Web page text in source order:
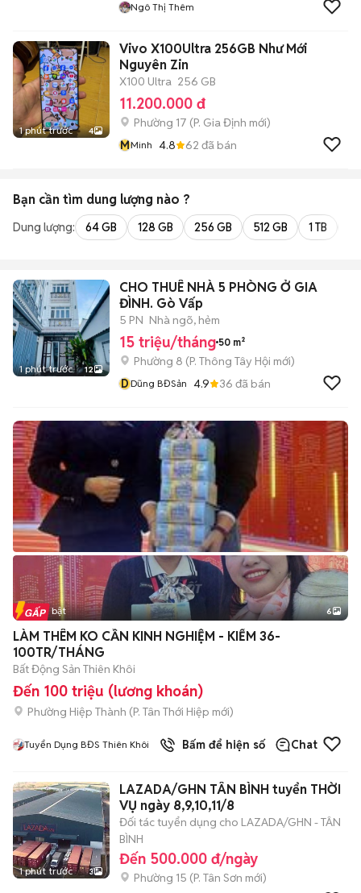
Ngô Thị Thêm
1 phút trước 4
Vivo X100Ultra 256GB Như Mới
Nguyên Zin
X100 Ultra 256 GB
11.200.000 đ
Phường 17 (P. Gia Định mới)
MMinh 4.8 62 đã bán
Bạn cần tìm dung lượng nào ?
Dung lượng: 64 GB 128 GB 256 GB 512 GB 1 TB
1 phút trước 12
CHO THUÊ NHÀ 5 PHÒNG Ở GIA
ĐÌNH. Gò Vấp
5 PN Nhà ngõ, hẻm
15 triệu/tháng 50 m²
Phường 8 (P. Thông Tây Hội mới)
DDũng BĐSản 4.9 36 đã bán
+2
Tin nổi bật 6
LÀM THÊM KO CẦN KINH NGHIỆM - KIẾM 36-
100TR/THÁNG
Bất Động Sản Thiên Khôi
Đến 100 triệu (lương khoán)
Phường Hiệp Thành (P. Tân Thới Hiệp mới)
Tuyển Dụng BĐS Thiên Khôi Bấm để hiện số Chat
1 phút trước 3
LAZADA/GHN TÂN BÌNH tuyển THỜI
VỤ ngày 8,9,10,11/8
Đối tác tuyển dụng cho LAZADA/GHN - TÂN
BÌNH
Đến 500.000 đ/ngày
Phường 15 (P. Tân Sơn mới)